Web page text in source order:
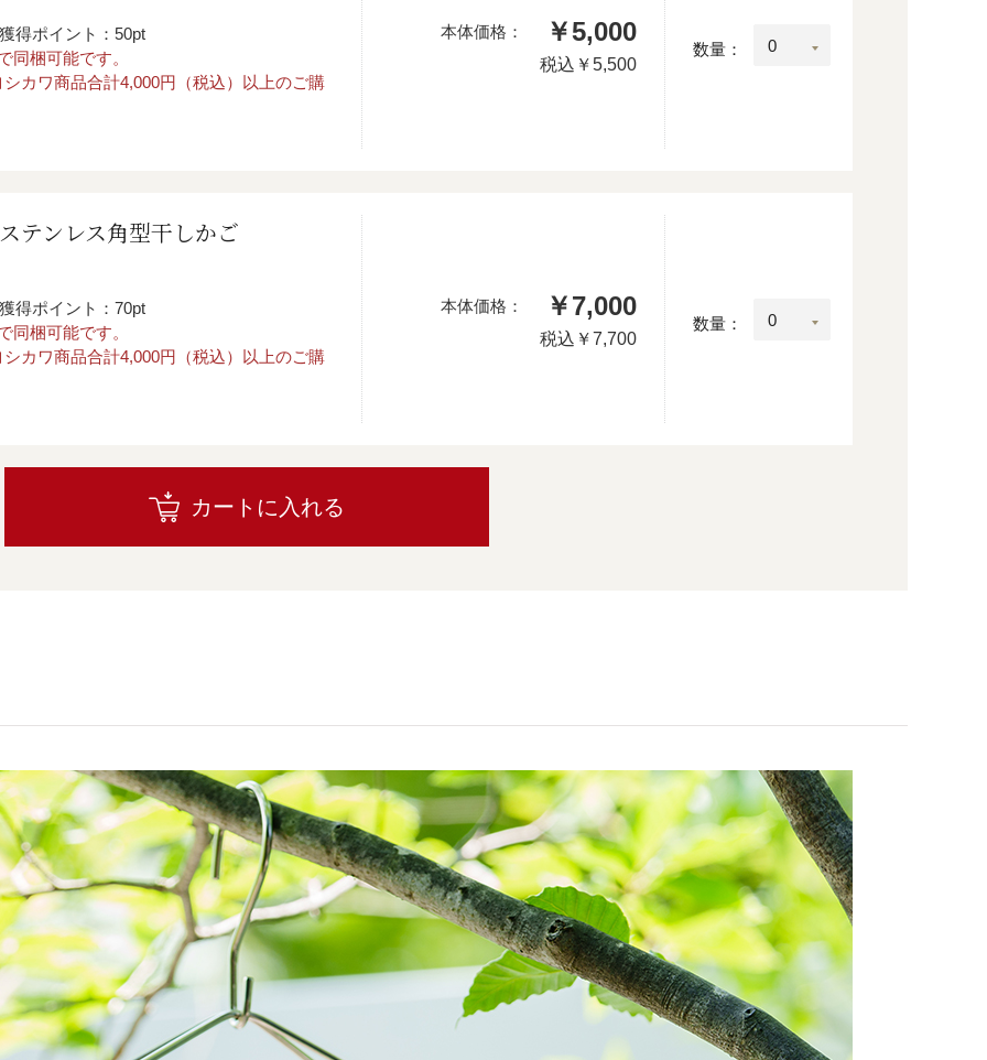
獲得ポイント：50pt
同梱可能です。
カワ商品合計4,000円（税込）以上のご購
本体価格： ￥5,000
税込 ￥5,500
数量：
テンレス角型干しかご
獲得ポイント：70pt
同梱可能です。
カワ商品合計4,000円（税込）以上のご購
本体価格： ￥7,000
税込 ￥7,700
数量：
カートに入れる